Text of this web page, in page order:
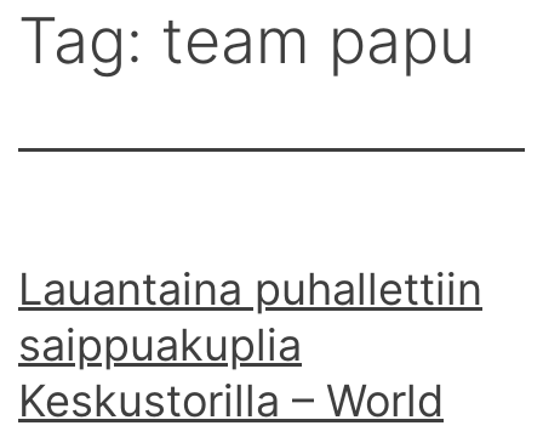
Tag: team papu
Lauantaina puhallettiin
saippuakuplia
Keskustorilla – World